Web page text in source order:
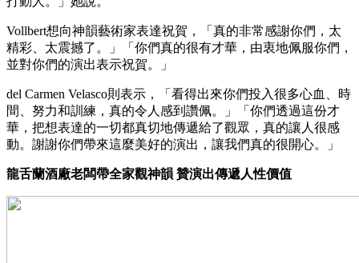
Vollbert想向神韻藝術家表達祝賀，「真的非常感謝你們，太
精彩、太震撼了。」「你們真的很有才華，由衷地佩服你們，
並對你們的演出表示祝賀。」
del Carmen Velasco則表示，「看得出來你們投入很多心血、時
間、努力和訓練，真的令人感到讚佩。」「你們透過這份才
華，把想表達的一切都真切地傳遞給了觀眾，真的讓人很感
動。謝謝你們帶來這麼美好的演出，讓我們真的很開心。」
龍舌蘭酒廠老闆帶全家觀神韻 贊演出傳遞人性價值